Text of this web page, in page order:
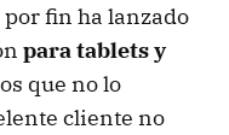
por fin ha lanzado
para tablets y
que no lo
cliente no